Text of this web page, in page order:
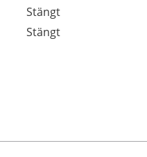
Stängt
Stängt